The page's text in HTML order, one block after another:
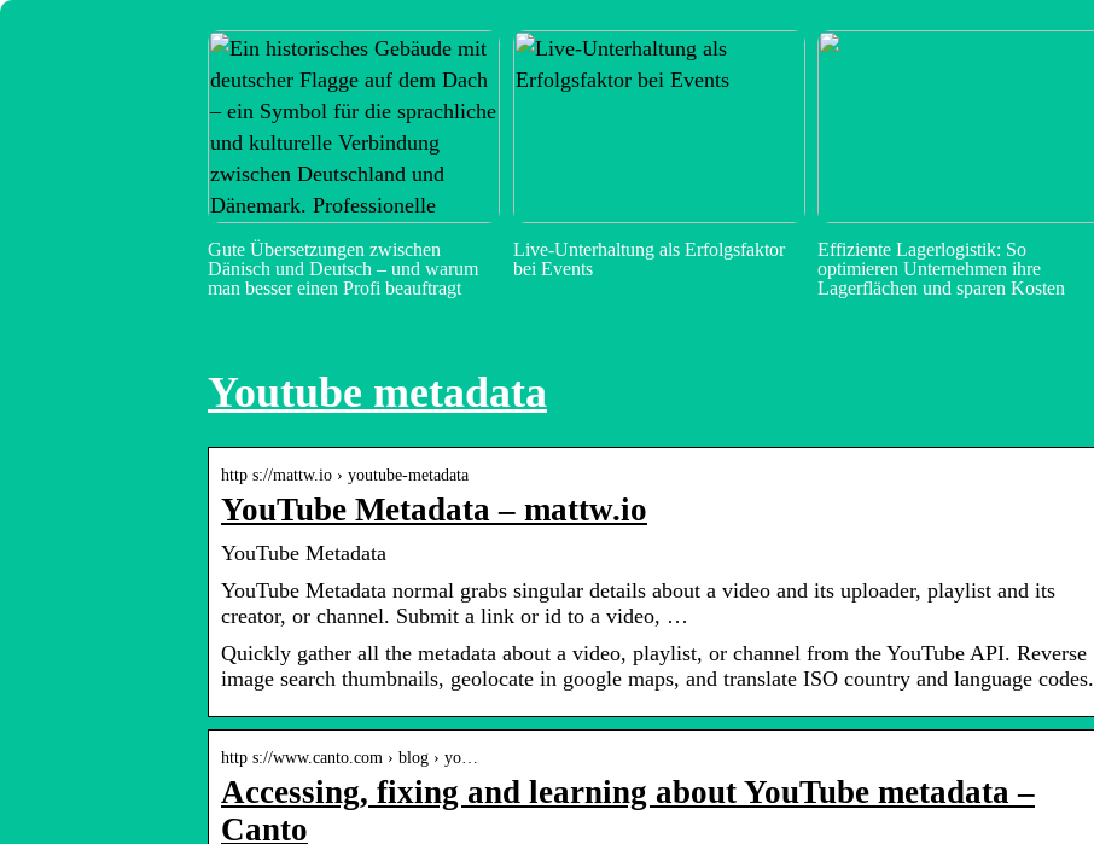
Gute Übersetzungen zwischen
Dänisch und Deutsch – und warum
man besser einen Profi beauftragt
Live-Unterhaltung als Erfolgsfaktor
bei Events
Effiziente Lagerlogistik: So
optimieren Unternehmen ihre
Lagerflächen und sparen Kosten
Youtube metadata
http s://mattw.io › youtube-metadata
YouTube Metadata – mattw.io
YouTube Metadata
YouTube Metadata normal grabs singular details about a video and its uploader, playlist and its
creator, or channel. Submit a link or id to a video, …
Quickly gather all the metadata about a video, playlist, or channel from the YouTube API. Reverse
image search thumbnails, geolocate in google maps, and translate ISO country and language codes.
http s://www.canto.com › blog › yo…
Accessing, fixing and learning about YouTube metadata –
Canto